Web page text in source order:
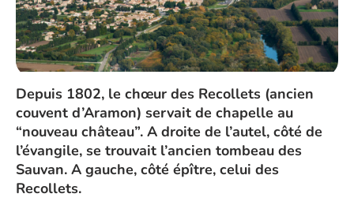
Depuis 1802, le chœur des Recollets (ancien
couvent d’Aramon) servait de chapelle au
“nouveau château”. A droite de l’autel, côté de
l’évangile, se trouvait l’ancien tombeau des
Sauvan. A gauche, côté épître, celui des
Recollets.